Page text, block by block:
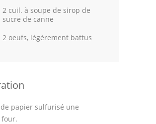
2 cuil. à soupe de sirop de
sucre de canne
2 oeufs, légèrement battus
papier sulfurisé une
four.